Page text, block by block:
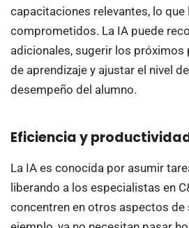
capacitaciones relevantes, lo
comprometidos. La IA puede
adicionales, sugerir los próximos
de aprendizaje y ajustar el nivel
desempeño del alumno.
Eficiencia y
La IA es conocida por asumir
liberando a los especialistas en
concentren en otros aspectos de